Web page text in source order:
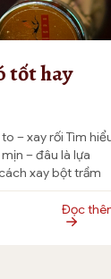
tốt hay
– xay rối Tìm
– đâu là lựa
xay bột trầm
hương thủ công
Đọc